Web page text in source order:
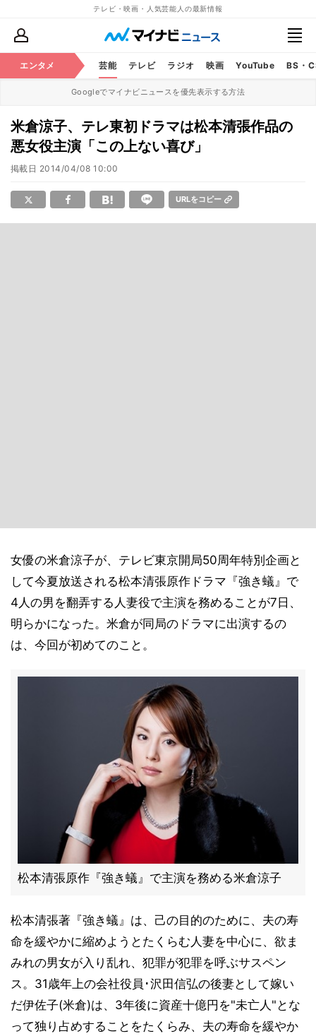
テレビ・映画・人気芸能人の最新情報
エンタメ 芸能 テレビ ラジオ 映画 YouTube BS・
Googleでマイナビニュースを優先表示する方法
米倉涼子、テレ東初ドラマは松本清張作品の
悪女役主演「この上ない喜び」
掲載日 2014/04/08 10:00
URLをコピー
女優の米倉涼子が、テレビ東京開局50周年特別企画と
して今夏放送される松本清張原作ドラマ『強き蟻』で
4人の男を翻弄する人妻役で主演を務めることが7日、
明らかになった。米倉が同局のドラマに出演するの
は、今回が初めてのこと。
松本清張原作『強き蟻』で主演を務める米倉涼子
松本清張著『強き蟻』は、己の目的のために、夫の寿
命を緩やかに縮めようとたくらむ人妻を中心に、欲ま
みれの男女が入り乱れ、犯罪が犯罪を呼ぶサスペン
ス。31歳年上の会社役員･沢田信弘の後妻として嫁い
だ伊佐子(米倉)は、3年後に資産十億円を"未亡人"とな
って独り占めすることをたくらみ、夫の寿命を緩やか